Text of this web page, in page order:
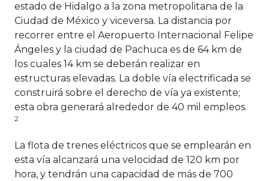
estado de Hidalgo a la zona metropolitana de la
Ciudad de México y viceversa. La distancia por
recorrer entre el Aeropuerto Internacional Felipe
Ángeles y la ciudad de Pachuca es de 64 km de
los cuales 14 km se deberán realizar en
estructuras elevadas. La doble vía electrificada se
construirá sobre el derecho de vía ya existente;
esta obra generará alrededor de 40 mil empleos.
2
La flota de trenes eléctricos que se emplearán en
esta vía alcanzará una velocidad de 120 km por
hora, y tendrán una capacidad de más de 700